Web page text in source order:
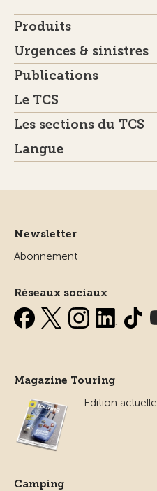
Produits
Urgences & sinistres
Publications
Le TCS
Les sections du TCS
Langue
Newsletter
Abonnement
Réseaux sociaux
Magazine Touring
Edition actuelle
Camping